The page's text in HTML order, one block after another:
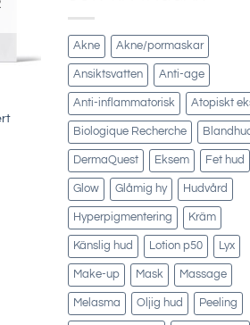
Akne Akne/pormaskar
Ansiktsvatten Anti-age
Anti-inflammatorisk Atopiskt
Biologique Recherche
DermaQuest Eksem Fet hud
Glow Glåmig hy Hudvård
Hyperpigmentering Kräm
Känslig hud Lotion p50 Lyx
Make-up Mask Massage
Melasma Oljig hud Peeling